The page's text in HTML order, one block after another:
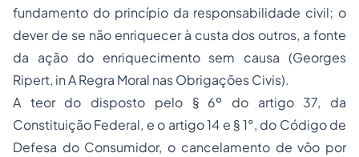
fundamento do princípio da responsabilidade civil; o
dever de se não enriquecer à custa dos outros, a fonte
da ação do enriquecimento sem causa (Georges
Ripert, in A Regra Moral nas Obrigações Civis).
A teor do disposto pelo § 6º do artigo 37, da
Constituição Federal, e o artigo 14 e § 1°, do Código de
Defesa do Consumidor, o cancelamento de vôo por